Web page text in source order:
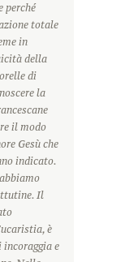
perché
totale
in
della
di
la
il modo
Gesù che
indicato.
Il
è
e